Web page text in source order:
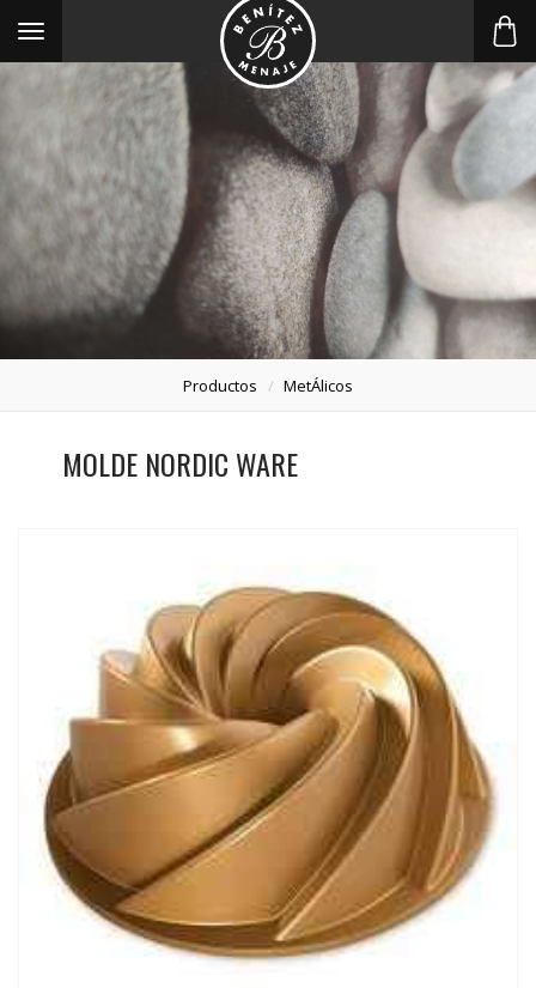
Toggle
navigation
Productos MetÁlicos
MOLDE NORDIC WARE